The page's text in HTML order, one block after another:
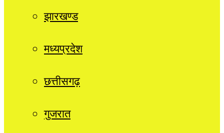
झारखण्ड
मध्यप्रदेश
छत्तीसगढ़
गुजरात